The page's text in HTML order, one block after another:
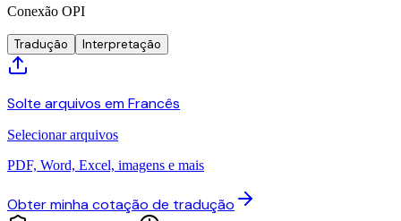
Conexão OPI
Tradução Interpretação
Solte arquivos em Francês
Selecionar arquivos
PDF, Word, Excel, imagens e mais
Obter minha cotação de tradução